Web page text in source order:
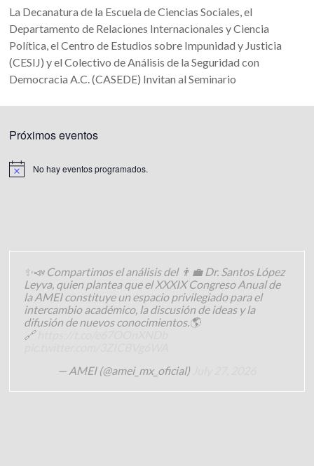
La Decanatura de la Escuela de Ciencias Sociales, el
Departamento de Relaciones Internacionales y Ciencia
Política, el Centro de Estudios sobre Impunidad y Justicia
(CESIJ) y el Colectivo de Análisis de la Seguridad con
Democracia A.C. (CASEDE) Invitan al Seminario
Próximos eventos
No hay eventos programados.
✨📣 Compartimos el análisis del 👨‍💼 Dr. Santos López
Leyva, quien plantea que el XXXIX Congreso Anual de
la AMEI constituye un espacio privilegiado para el
intercambio académico, la discusión de ideas y la
difusión de nuevos conocimientos.🌎
🔗
— AMEI (@amei_mx_oficial)